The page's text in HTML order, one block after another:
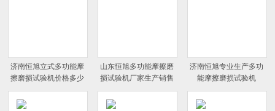
济南恒旭立式多功能摩
擦磨损试验机价格多少
山东恒旭多功能摩擦磨
损试验机厂家生产销售
济南恒旭专业生产多功
能摩擦磨损试验机